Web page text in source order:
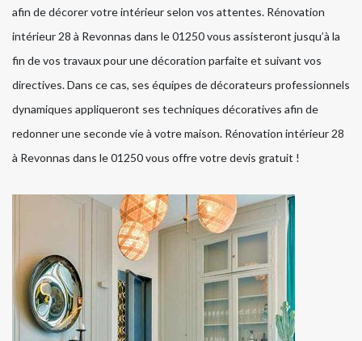
afin de décorer votre intérieur selon vos attentes. Rénovation
intérieur 28 à Revonnas dans le 01250 vous assisteront jusqu’à la
fin de vos travaux pour une décoration parfaite et suivant vos
directives. Dans ce cas, ses équipes de décorateurs professionnels
dynamiques appliqueront ses techniques décoratives afin de
redonner une seconde vie à votre maison. Rénovation intérieur 28
à Revonnas dans le 01250 vous offre votre devis gratuit !